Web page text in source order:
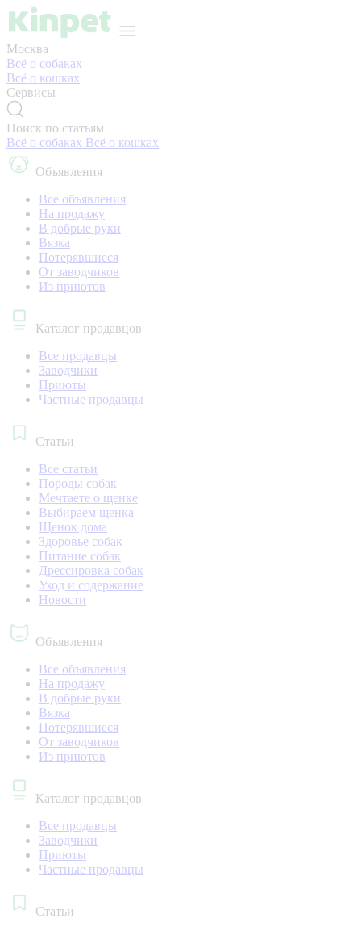
Москва
Всё о собаках
Всё о кошках
Сервисы
Поиск по статьям
Всё о собаках Всё о кошках
Объявления
Все объявления
На продажу
В добрые руки
Вязка
Потерявшиеся
От заводчиков
Из приютов
Каталог продавцов
Все продавцы
Заводчики
Приюты
Частные продавцы
Статьи
Все статьи
Породы собак
Мечтаете о щенке
Выбираем щенка
Щенок дома
Здоровье собак
Питание собак
Дрессировка собак
Уход и содержание
Новости
Объявления
Все объявления
На продажу
В добрые руки
Вязка
Потерявшиеся
От заводчиков
Из приютов
Каталог продавцов
Все продавцы
Заводчики
Приюты
Частные продавцы
Статьи